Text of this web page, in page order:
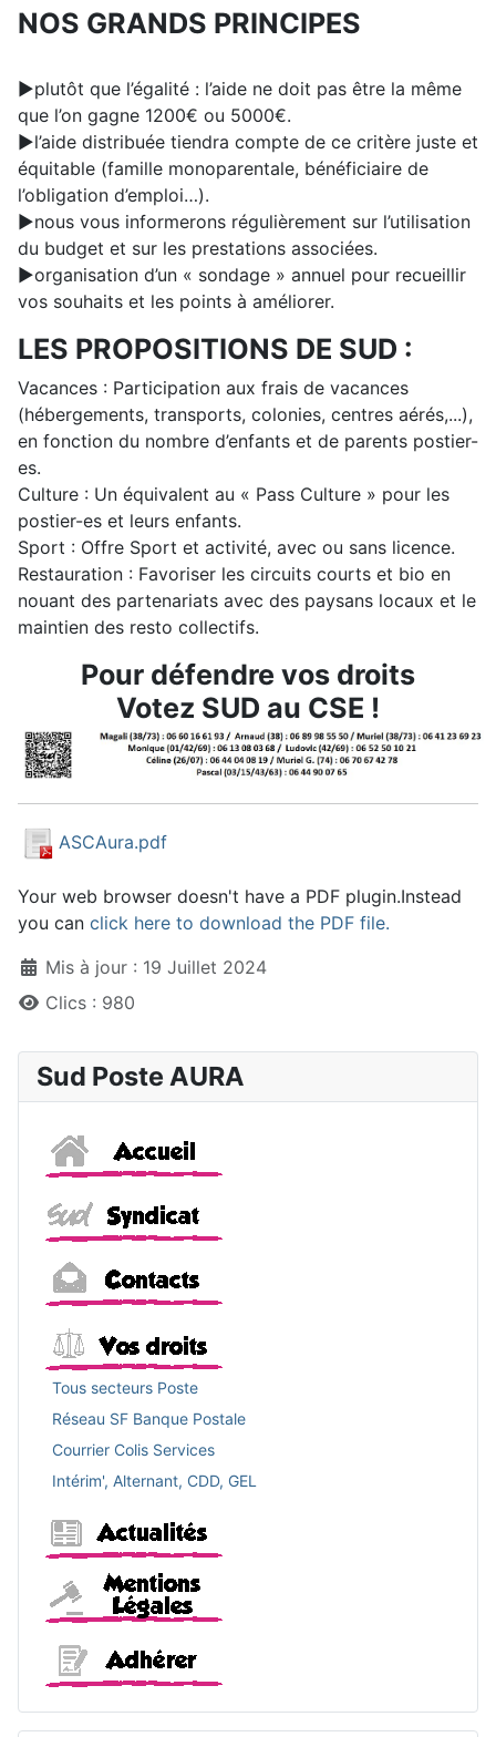
NOS GRANDS PRINCIPES
►plutôt que l’égalité : l’aide ne doit pas être la même
que l’on gagne 1200€ ou 5000€.
►l’aide distribuée tiendra compte de ce critère juste et
équitable (famille monoparentale, bénéficiaire de
l’obligation d’emploi…).
►nous vous informerons régulièrement sur l’utilisation
du budget et sur les prestations associées.
►organisation d’un « sondage » annuel pour recueillir
vos souhaits et les points à améliorer.
LES PROPOSITIONS DE SUD :
Vacances : Participation aux frais de vacances
(hébergements, transports, colonies, centres aérés,...),
en fonction du nombre d’enfants et de parents postier-
es.
Culture : Un équivalent au « Pass Culture » pour les
postier-es et leurs enfants.
Sport : Offre Sport et activité, avec ou sans licence.
Restauration : Favoriser les circuits courts et bio en
nouant des partenariats avec des paysans locaux et le
maintien des resto collectifs.
Pour défendre vos droits
Votez SUD au CSE !
ASCAura.pdf
Your web browser doesn't have a PDF plugin.Instead
you can click here to download the PDF file.
DétailsMis à jour : 19 Juillet 2024
Clics : 980
Sud Poste AURA
Tous secteurs Poste
Réseau SF Banque Postale
Courrier Colis Services
Intérim', Alternant, CDD, GEL